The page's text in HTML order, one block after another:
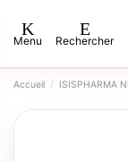
Menu Rechercher
Accueil ISISPHARMA